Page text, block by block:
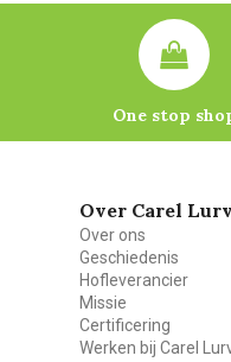
One stop
Over Carel
Over ons
Geschiedenis
Hofleverancier
Missie
Certificering
Werken bij Carel